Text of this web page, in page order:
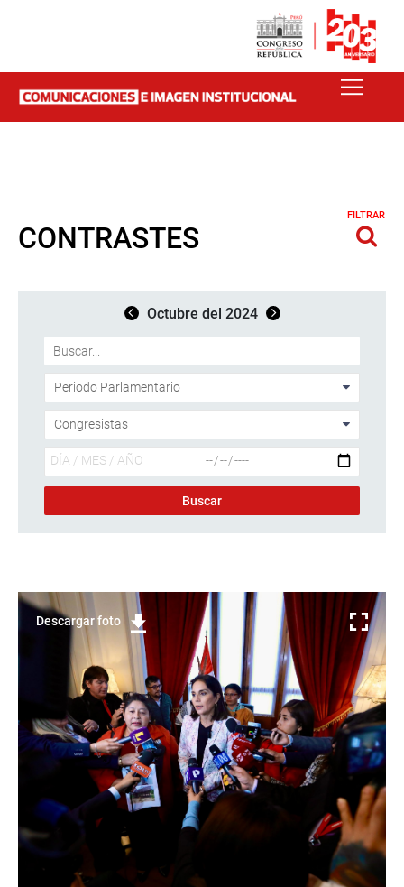
CONTRASTES
FILTRAR
Octubre del 2024
Descargar foto